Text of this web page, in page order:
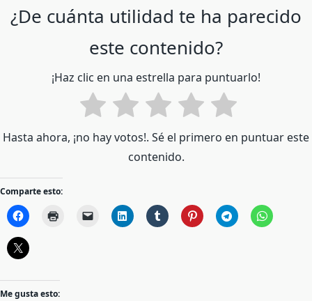
¿De cuánta utilidad te ha parecido
este contenido?
¡Haz clic en una estrella para puntuarlo!
Hasta ahora, ¡no hay votos!. Sé el primero en puntuar este
contenido.
Comparte esto:
Me gusta esto: